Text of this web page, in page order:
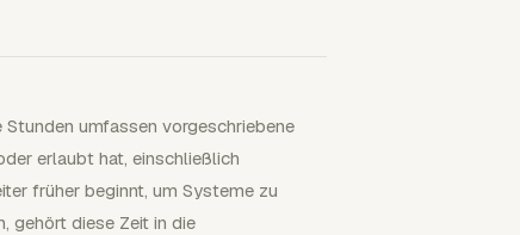
umfassen vorgeschriebene
erlaubt hat, einschließlich
früher beginnt, um Systeme zu
gehört diese Zeit in die